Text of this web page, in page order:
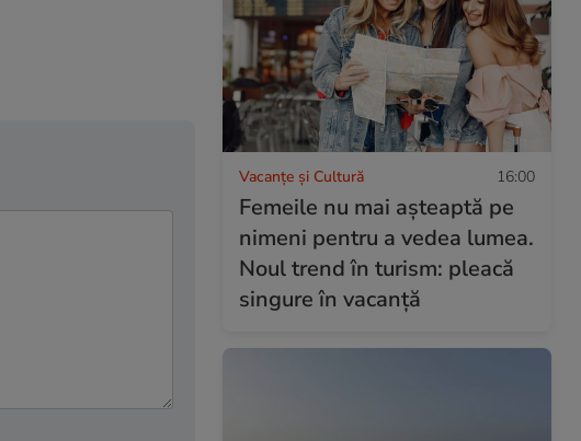
Vacanțe și Cultură 16:00
Femeile nu mai așteaptă pe
nimeni pentru a vedea lumea.
Noul trend în turism: pleacă
singure în vacanță